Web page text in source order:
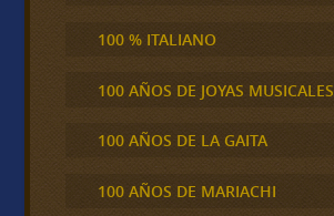
100 % ITALIANO
100 AÑOS DE JOYAS MUSICALES
100 AÑOS DE LA GAITA
100 AÑOS DE MARIACHI